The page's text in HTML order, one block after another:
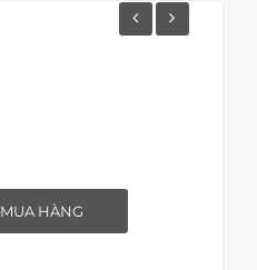
MUA HÀNG